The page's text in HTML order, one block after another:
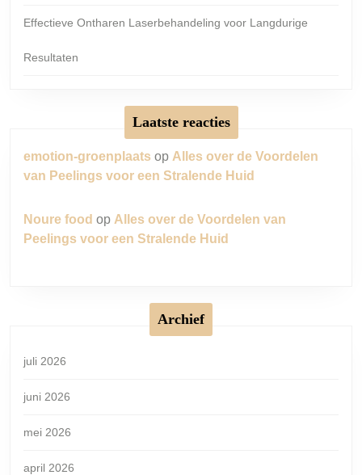
Effectieve Ontharen Laserbehandeling voor Langdurige
Resultaten
Laatste reacties
emotion-groenplaats op Alles over de Voordelen
van Peelings voor een Stralende Huid
Noure food op Alles over de Voordelen van
Peelings voor een Stralende Huid
Archief
juli 2026
juni 2026
mei 2026
april 2026